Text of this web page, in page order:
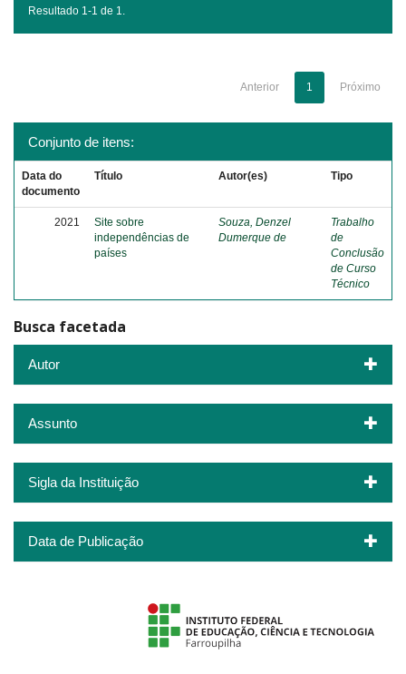
Resultado 1-1 de 1.
Anterior 1 Próximo
Conjunto de itens:
Data do
documento
Título Autor(es) Tipo
2021
Site sobre
independências de
países
Souza, Denzel
Dumerque de
Trabalho
de
Conclusão
de Curso
Técnico
Busca facetada
Autor
Assunto
Sigla da Instituição
Data de Publicação